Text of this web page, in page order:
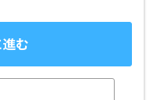
む